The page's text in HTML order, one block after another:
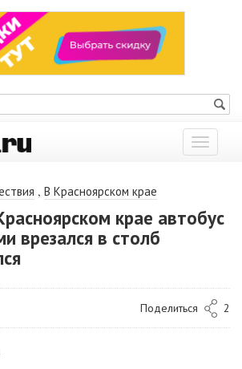
Показать
меню
, В Красноярском крае
крае автобус
врезался в столб
Поделиться 2